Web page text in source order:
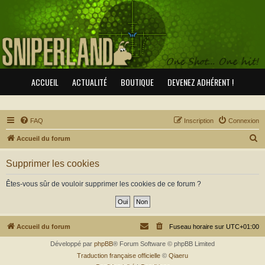
ACCUEIL ACTUALITÉ BOUTIQUE DEVENEZ ADHÉRENT !
FAQ Connexion
Inscription
Accueil du forum
c
h
Supprimer les cookies
Êtes-vous sûr de vouloir supprimer les cookies de ce forum ?
Accueil du forum Fuseau horaire sur UTC+01:00
Développé par phpBB® Forum Software © phpBB Limited
Traduction française officielle © Qiaeru